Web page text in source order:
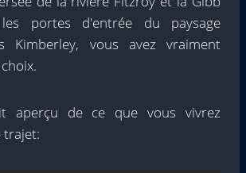
portes d'entrée du paysage
Kimberley, vous avez vraiment
aperçu de ce que vous vivrez
trajet: